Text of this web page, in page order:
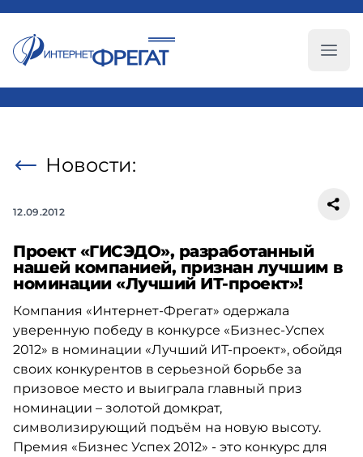
Новости:
12.09.2012
Проект «ГИСЭДО», разработанный
нашей компанией, признан лучшим в
номинации «Лучший ИТ-проект»!
Компания «Интернет-Фрегат» одержала
уверенную победу в конкурсе «Бизнес-Успех
2012» в номинации «Лучший ИТ-проект», обойдя
своих конкурентов в серьезной борьбе за
призовое место и выиграла главный приз
номинации – золотой домкрат,
символизирующий подъём на новую высоту.
Премия «Бизнес Успех 2012» - это конкурс для